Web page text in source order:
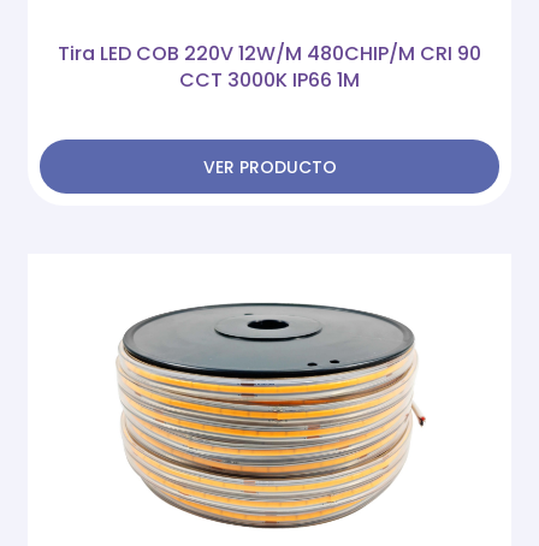
Tira LED COB 220V 12W/M 480CHIP/M CRI 90
CCT 3000K IP66 1M
VER PRODUCTO